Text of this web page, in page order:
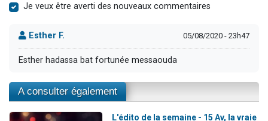
Je veux être averti des nouveaux commentaires
Esther F. 05/08/2020 - 23h47
Esther hadassa bat fortunée messaouda
A consulter également
L'édito de la semaine - 15 Av, la vraie